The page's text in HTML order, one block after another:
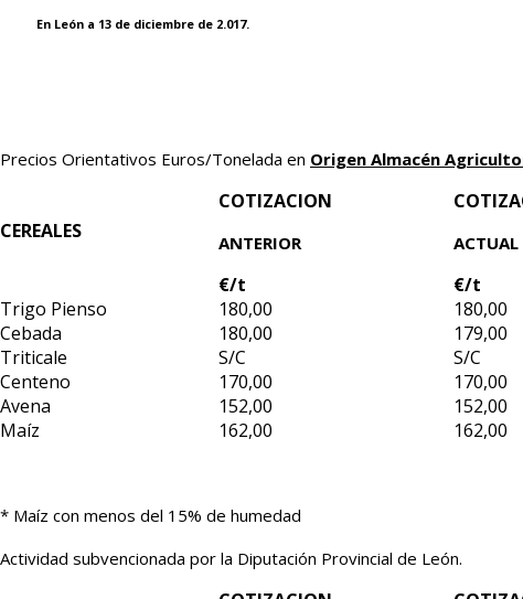
En León a 13 de diciembre de 2.017.
Precios Orientativos Euros/Tonelada en Origen Almacén
CEREALES
COTIZACION
ANTERIOR ACTUAL
€/t
€/t
Trigo Pienso
180,00 180,00
Cebada
180,00 179,00
Triticale
S/C
S/C
Centeno
170,00 170,00
Avena
152,00 152,00
Maíz
162,00 162,00
* Maíz con menos del 15% de humedad
Actividad subvencionada por la Diputación Provincial de León.